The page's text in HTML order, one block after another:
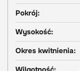
Pokrój:
Wysokość:
Okres kwitnienia: